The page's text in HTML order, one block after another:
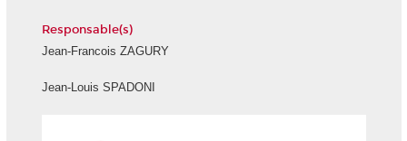
Responsable(s)
Jean-Francois ZAGURY
Jean-Louis SPADONI